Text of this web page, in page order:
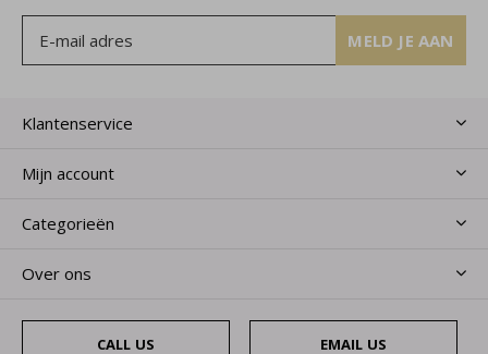
MELD JE AAN
Klantenservice
Mijn account
Categorieën
Over ons
CALL US EMAIL US